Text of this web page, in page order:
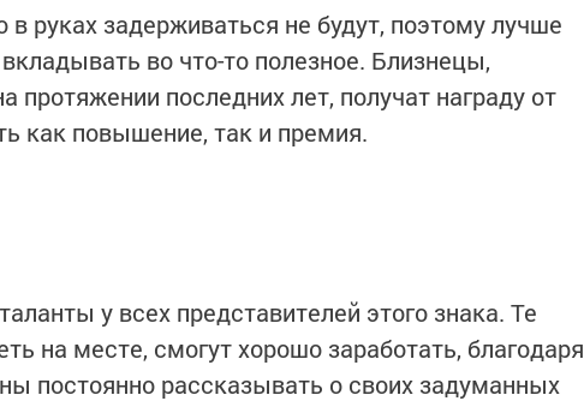
руках задерживаться не будут, поэтому лучше
во что-то полезное. Близнецы,
протяжении последних лет, получат награду от
как повышение, так и премия.
у всех представителей этого знака. Те
на месте, смогут хорошо заработать, благодаря
постоянно рассказывать о своих задуманных